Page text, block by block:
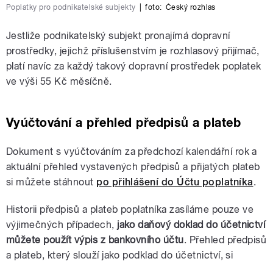
Poplatky pro podnikatelské subjekty foto: Český rozhlas
Jestliže podnikatelský subjekt pronajímá dopravní
prostředky, jejichž příslušenstvím je rozhlasový přijímač,
platí navíc za každý takový dopravní prostředek poplatek
ve výši 55 Kč měsíčně.
Vyúčtování a přehled předpisů a plateb
Dokument s vyúčtováním za předchozí kalendářní rok a
aktuální přehled vystavených předpisů a přijatých plateb
si můžete stáhnout po přihlášení do Účtu poplatníka.
Historii předpisů a plateb poplatníka zasíláme pouze ve
výjimečných případech, jako daňový doklad do účetnictví
můžete použít výpis z bankovního účtu. Přehled předpisů
a plateb, který slouží jako podklad do účetnictví, si